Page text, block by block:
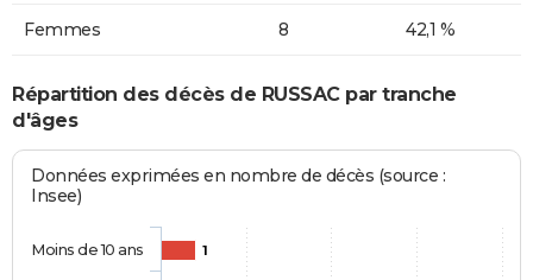
Femmes 8 42,1 %
Répartition des décès de RUSSAC par tranche
d'âges
Données exprimées en nombre de décès (source :
Insee)
1
Moins de 10 ans